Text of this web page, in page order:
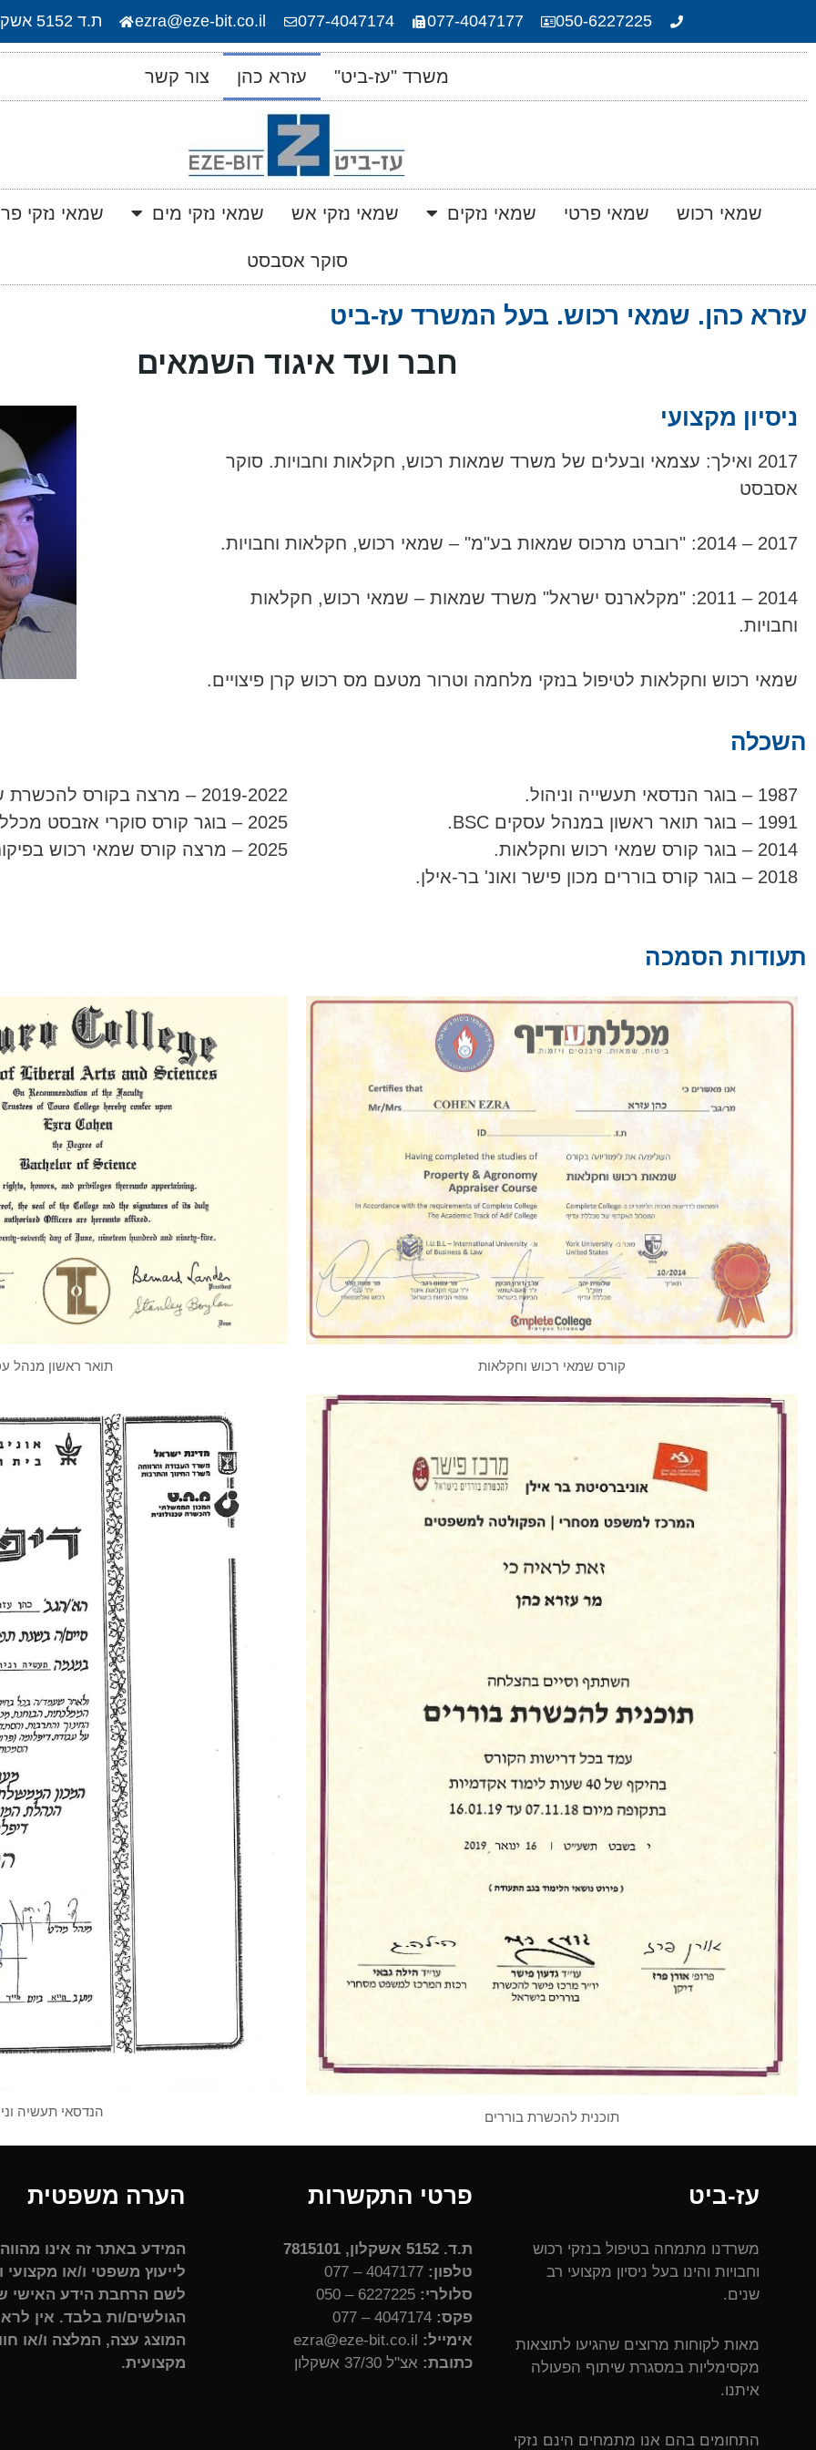
050-6227225
077-4047177
077-4047174
ezra@eze-bit.co.il ת.ד 5152 אשקלון, 7815101
משרד "עז-ביט" עזרא כהן צור קשר
שמאי רכוש שמאי פרטי שמאי נזקים שמאי נזקי אש שמאי נזקי מים שמאי נזקי
סוקר אסבסט
עזרא כהן. שמאי רכוש. בעל המשרד עז-ביט
חבר ועד איגוד השמאים
ניסיון מקצועי
2017 ואילך: עצמאי ובעלים של משרד שמאות רכוש, חקלאות וחבויות. סוקר
אסבסט
2017 – 2014: "רוברט מרכוס שמאות בע"מ" – שמאי רכוש, חקלאות וחבויות.
2014 – 2011: "מקלארנס ישראל" משרד שמאות – שמאי רכוש, חקלאות
וחבויות.
שמאי רכוש וחקלאות לטיפול בנזקי מלחמה וטרור מטעם מס רכוש קרן פיצויים.
השכלה
1987 – בוגר הנדסאי תעשייה וניהול.
1991 – בוגר תואר ראשון במנהל עסקים BSC.
2014 – בוגר קורס שמאי רכוש וחקלאות.
2018 – בוגר קורס בוררים מכון פישר ואונ' בר-אילן.
2019-2022 – מרצה בקורס להכשרת שמאי רכוש
2025 – בוגר קורס סוקרי אזבסט מכללת שבירו
2025 – מרצה קורס שמאי רכוש בפיקוח משרד העבודה
תעודות הסמכה
קורס שמאי רכוש וחקלאות
תוכנית להכשרת בוררים
תואר ראשון מנהל
הנדסאי תעשיה
עז-ביט
משרדנו מתמחה בטיפול בנזקי רכוש
וחבויות והינו בעל ניסיון מקצועי רב
שנים.
מאות לקוחות מרוצים שהגיעו לתוצאות
מקסימליות במסגרת שיתוף הפעולה
איתנו.
התחומים בהם אנו מתמחים הינם נזקי
פרטי התקשרות
ת.ד. 5152 אשקלון, 7815101
טלפון:
סלולרי:
פקס: 4047174 – 077
אימייל:
כתובת: אצ"ל 37/30 אשקלון
הערה משפטית
המידע באתר זה אינו
לייעוץ משפטי ו/או מקצועי
לשם הרחבת הידע האישי
הגולשים/ות בלבד. אין
המוצג עצה, המלצה ו/או
מקצועית.